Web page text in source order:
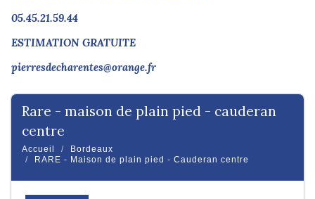
05.45.21.59.44
ESTIMATION GRATUITE
pierresdecharentes@orange.fr
rare - maison de plain pied - cauderan
centre
Accueil
Bordeaux
RARE - Maison de plain pied - Cauderan centre